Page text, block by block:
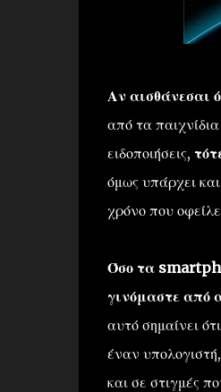
Αν αισθάνεσαι
από τα
ειδοποιήσεις,
όμως υπάρχει
χρόνο που
Όσο τα
γινόμαστε από
αυτό σημαίνει
έναν
και σε στιγμές